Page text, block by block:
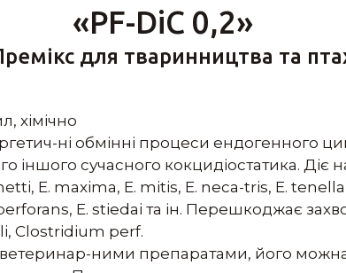
«PF-DiC 0,2»
для тваринництва та
хімічно
ні обмінні процеси ендогенного
іншого сучасного кокцидіостатика. Діє
Е. maxima, Е. mitis, Е. neca-tris, Е.
Е. stiedai та ін. Перешкоджає
Clostridium perf.
ними препаратами, його можна